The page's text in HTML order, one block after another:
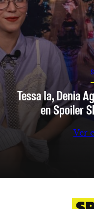
Tessa Ia, Denia
en Spoiler
Ver